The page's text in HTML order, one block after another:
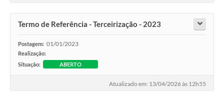
Termo de Referência - Terceirização - 2023
Postagem: 01/01/2023
Realização:
Situação:
ABERTO
Atualizado em: 13/04/2026 às 12h55